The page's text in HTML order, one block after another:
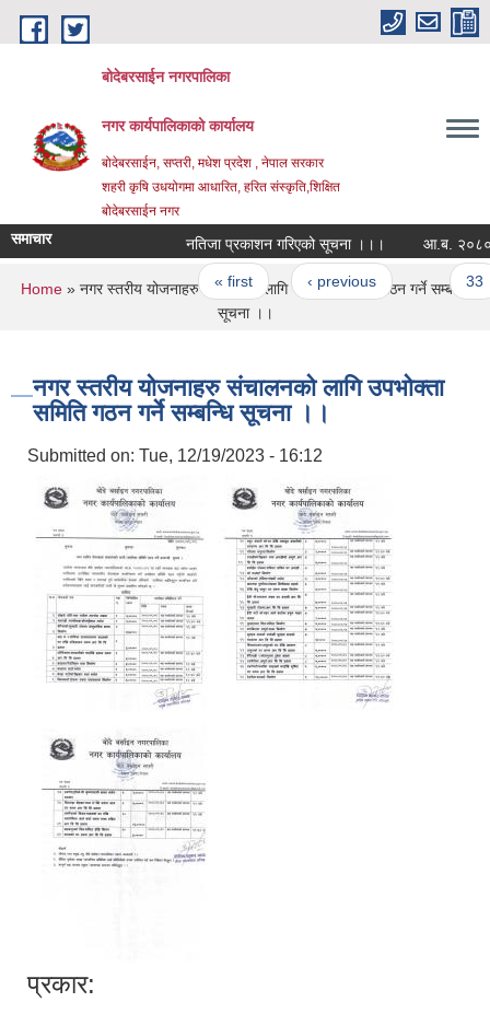
Skip to main content
बोदेबरसाईन नगरपालिका
नगर कार्यपालिकाको कार्यालय
बोदेबरसाईन, सप्तरी, मधेश प्रदेश , नेपाल सरकार
शहरी कृषि उधयोगमा आधारित, हरित संस्कृति,शिक्षित
बोदेबरसाईन नगर
समाचार नतिजा प्रकाशन गरिएको सूचना ।।। आ.ब. २०८०/
Pages
« first ‹ previous … 33
You are here
Home » नगर स्तरीय योजनाहरु संचालनको लागि उपभोक्ता समिति गठन गर्ने सम्बन्धि
सूचना ।।
नगर स्तरीय योजनाहरु संचालनको लागि उपभोक्ता
समिति गठन गर्ने सम्बन्धि सूचना ।।
Submitted on: Tue, 12/19/2023 - 16:12
प्रकार: